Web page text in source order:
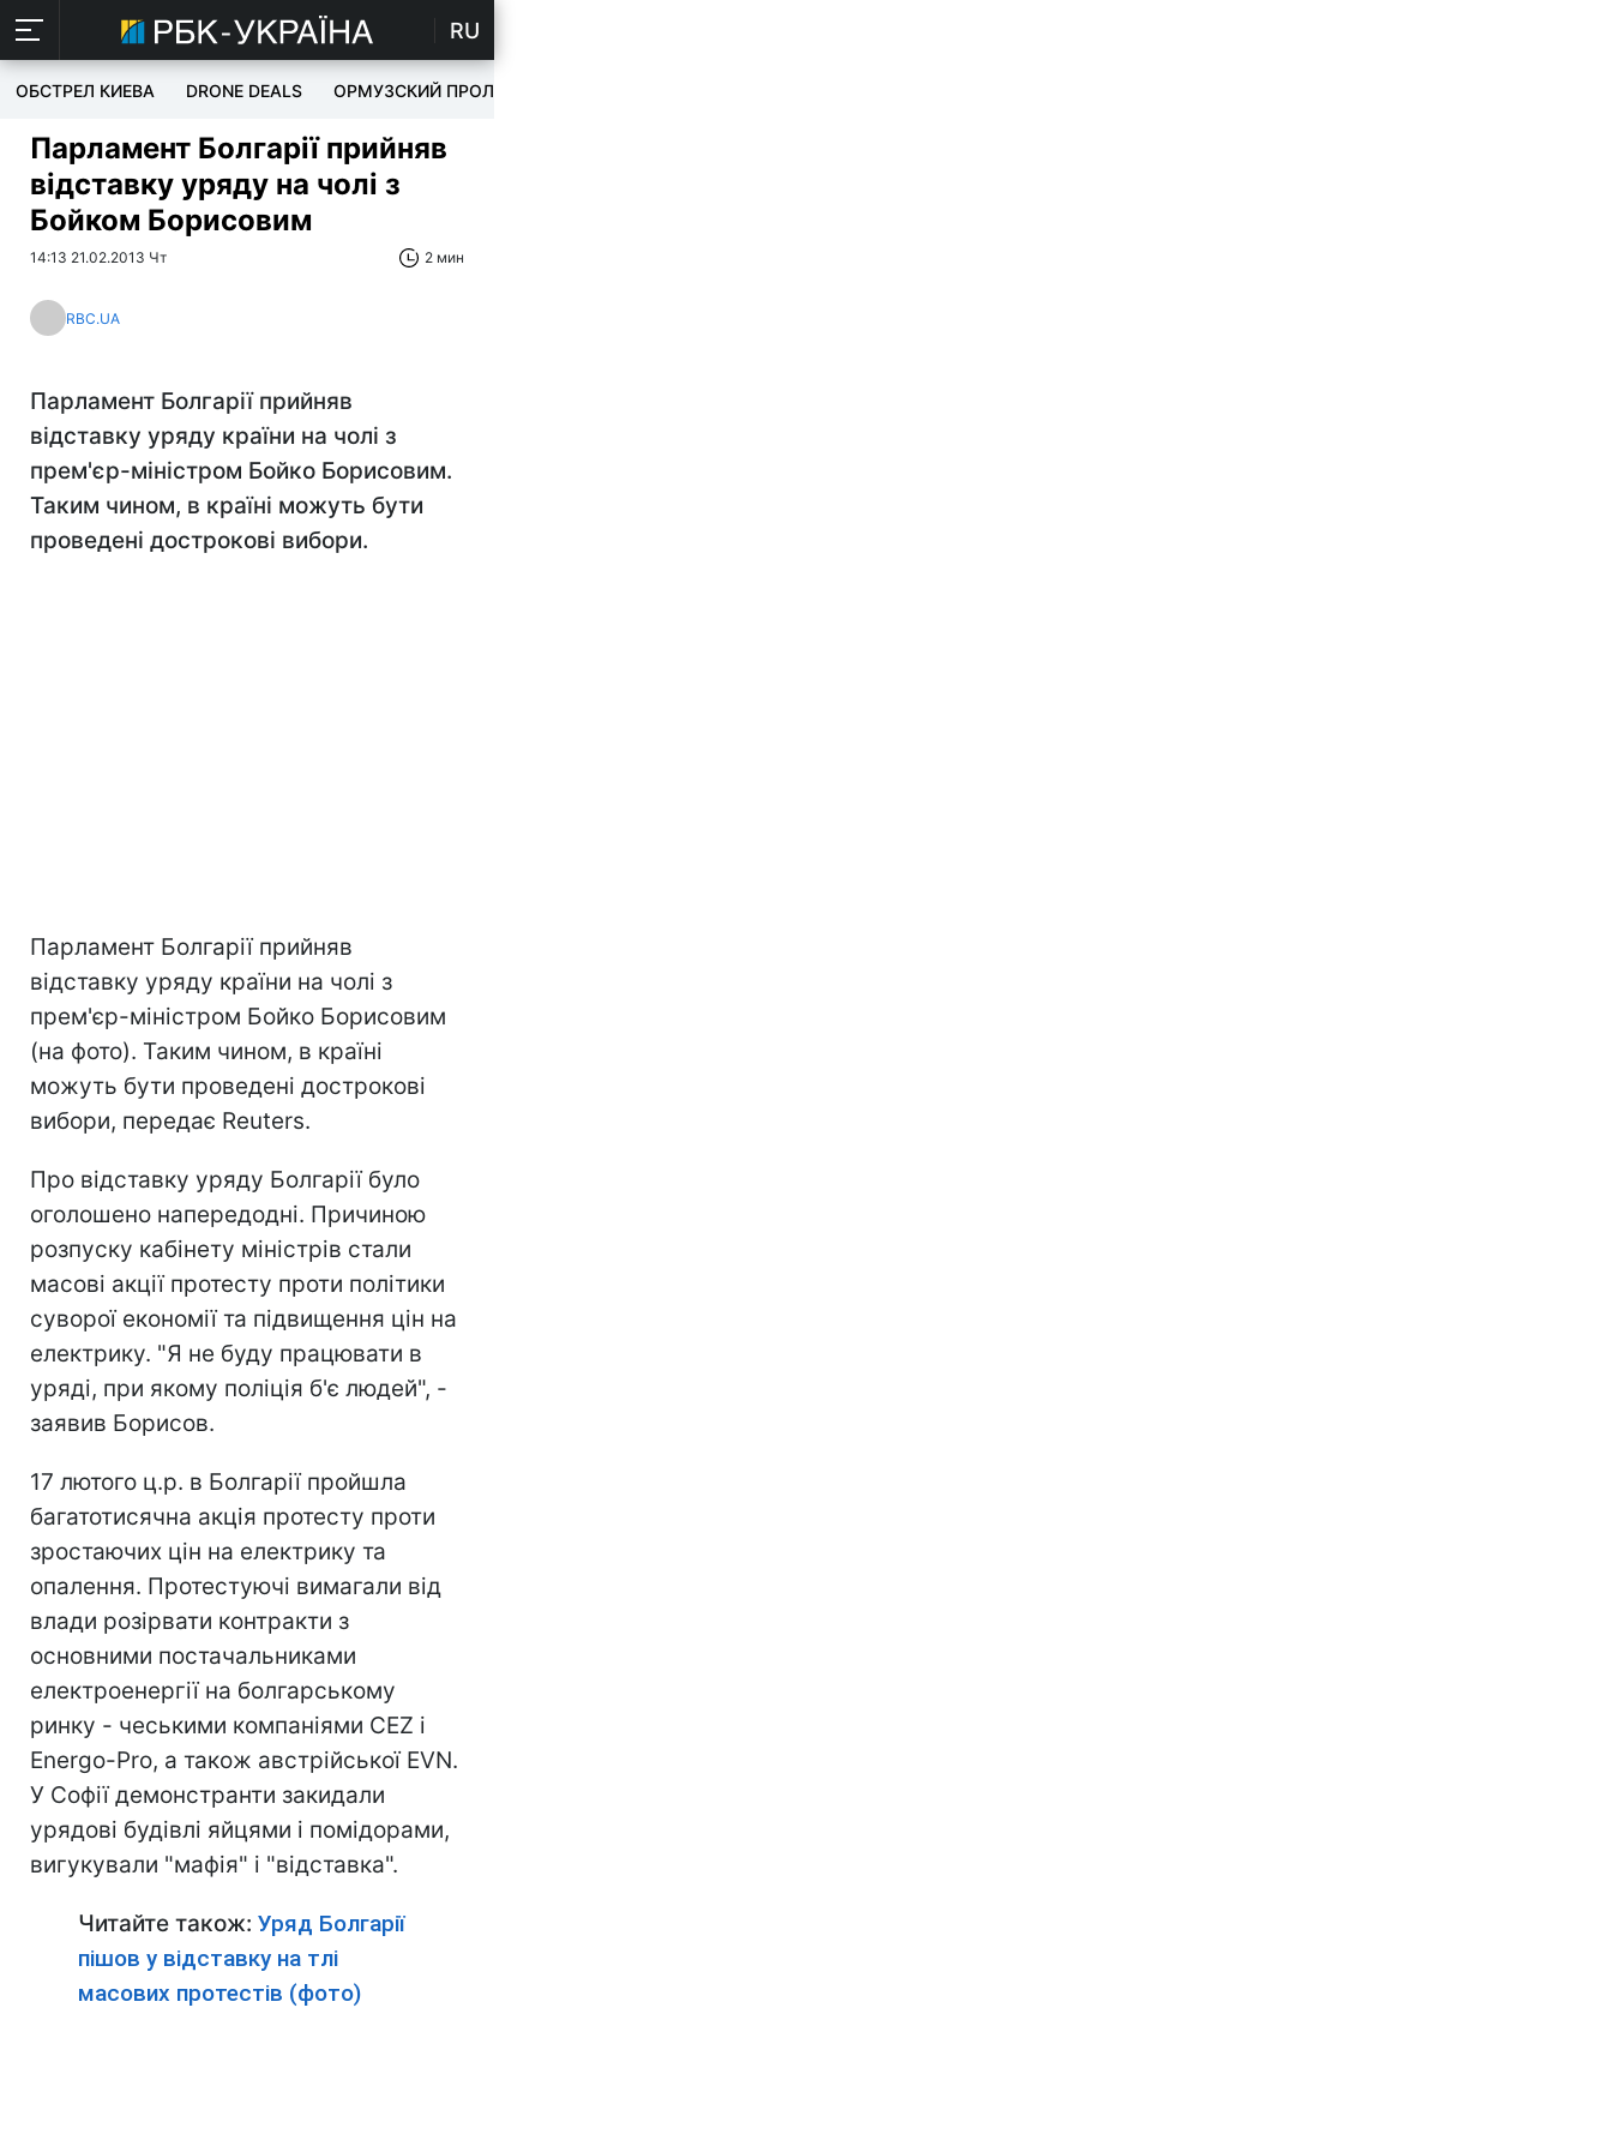
RU
ОБСТРЕЛ КИЕВА DRONE DEALS ОРМУЗСКИЙ ПРОЛИВ
Парламент Болгарії прийняв
відставку уряду на чолі з
Бойком Борисовим
14:13 21.02.2013 Чт 2 мин
RBC.UA
Парламент Болгарії прийняв
відставку уряду країни на чолі з
прем'єр-міністром Бойко Борисовим.
Таким чином, в країні можуть бути
проведені дострокові вибори.
Парламент Болгарії прийняв
відставку уряду країни на чолі з
прем'єр-міністром Бойко Борисовим
(на фото). Таким чином, в країні
можуть бути проведені дострокові
вибори, передає Reuters.
Про відставку уряду Болгарії було
оголошено напередодні. Причиною
розпуску кабінету міністрів стали
масові акції протесту проти політики
суворої економії та підвищення цін на
електрику. "Я не буду працювати в
уряді, при якому поліція б'є людей", -
заявив Борисов.
17 лютого ц.р. в Болгарії пройшла
багатотисячна акція протесту проти
зростаючих цін на електрику та
опалення. Протестуючі вимагали від
влади розірвати контракти з
основними постачальниками
електроенергії на болгарському
ринку - чеськими компаніями CEZ і
Energo-Pro, а також австрійської EVN.
У Софії демонстранти закидали
урядові будівлі яйцями і помідорами,
вигукували "мафія" і "відставка".
Читайте також: Уряд Болгарії
пішов у відставку на тлі
масових протестів (фото)